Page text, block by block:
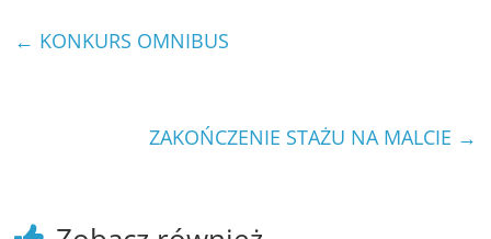
← KONKURS OMNIBUS
ZAKOŃCZENIE STAŻU NA MALCIE →